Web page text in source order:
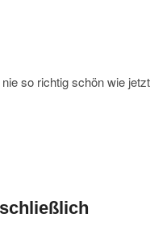
so richtig schön wie